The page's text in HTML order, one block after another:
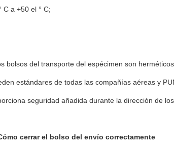
C a +50 el ° C;
bolsos del transporte del espécimen son
estándares de todas las compañías aéreas y
seguridad añadida durante la dirección de
cerrar el bolso del envío correctamente